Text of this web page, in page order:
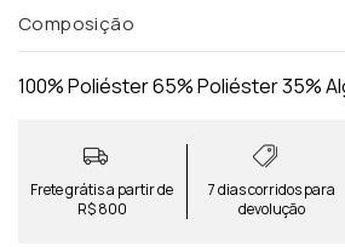
Composição
100% Poliéster 65% Poliéster 35%
Frete grátis a partir de
R$ 800
7 dias corridos para
devolução